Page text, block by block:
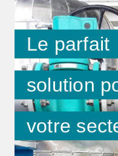
Le parfait
solution
votre